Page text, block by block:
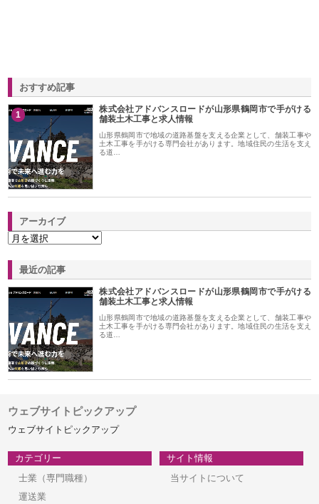
おすすめ記事
1
株式会社アドバンスロードが山形県鶴岡市で手がける
舗装土木工事と求人情報
山形県鶴岡市で地域の道路基盤を支える企業として、舗装工事や
土木工事を手がける専門会社があります。地域住民の生活を支え
る道…
アーカイブ
最近の記事
株式会社アドバンスロードが山形県鶴岡市で手がける
舗装土木工事と求人情報
山形県鶴岡市で地域の道路基盤を支える企業として、舗装工事や
土木工事を手がける専門会社があります。地域住民の生活を支え
る道…
ウェブサイトピックアップ
ウェブサイトピックアップ
カテゴリー
士業（専門職種）
運送業
サイト情報
当サイトについて